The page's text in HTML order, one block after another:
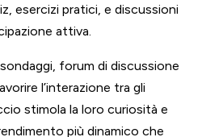
esercizi pratici, e discussioni
attiva.
forum di discussione
l’interazione tra gli
stimola la loro curiosità e
più dinamico che